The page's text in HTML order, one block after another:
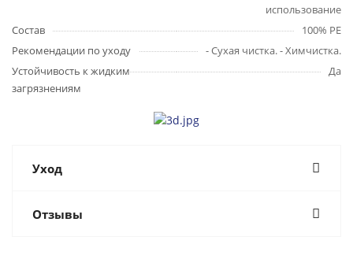
использование
Состав
100% PE
Рекомендации по уходу
- Сухая чистка. - Химчистка.
Устойчивость к жидким
загрязнениям
Да
Уход
Отзывы